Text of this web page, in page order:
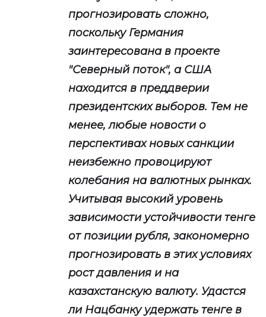
прогнозировать сложно,
поскольку Германия
заинтересована в проекте
"Северный поток", а США
находится в преддверии
президентских выборов. Тем не
менее, любые новости о
перспективах новых санкции
неизбежно провоцируют
колебания на валютных рынках.
Учитывая высокий уровень
зависимости устойчивости тенге
от позиции рубля, закономерно
прогнозировать в этих условиях
рост давления и на
казахстанскую валюту. Удастся
ли Нацбанку удержать тенге в